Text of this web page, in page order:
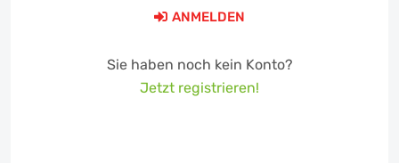
ANMELDEN
Sie haben noch kein Konto?
Jetzt registrieren!